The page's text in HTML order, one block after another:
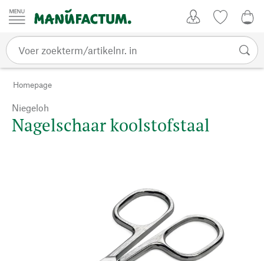
Passer au contenu
Homepage
Niegeloh
Nagelschaar koolstofstaal